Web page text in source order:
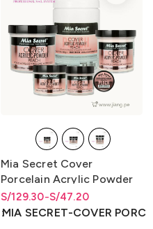
Mia Secret Cover
Porcelain Acrylic Powder
S/47.20
-
S/129.30
Rango de precios: desde
S/47.20 hasta S/129.30
Rango de precios: desde
S/47.20hastaS/129.30
MIA SECRET-COVER